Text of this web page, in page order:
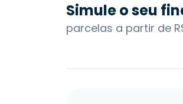
Simule o seu
parcelas a partir de R$